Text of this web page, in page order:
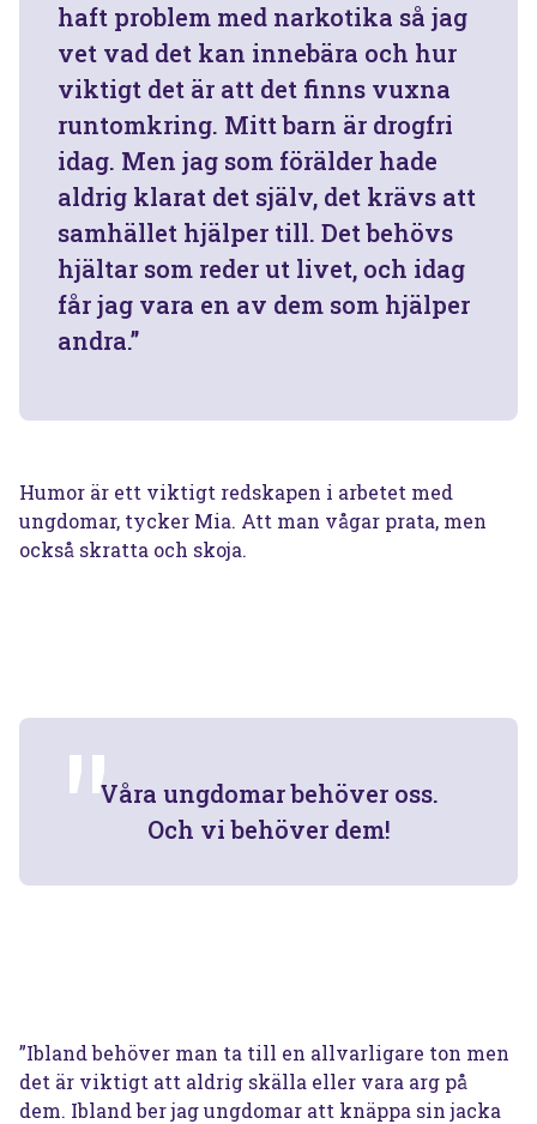
haft problem med narkotika så jag
vet vad det kan innebära och hur
viktigt det är att det finns vuxna
runtomkring. Mitt barn är drogfri
idag. Men jag som förälder hade
aldrig klarat det själv, det krävs att
samhället hjälper till. Det behövs
hjältar som reder ut livet, och idag
får jag vara en av dem som hjälper
andra.”
Humor är ett viktigt redskapen i arbetet med
ungdomar, tycker Mia. Att man vågar prata, men
också skratta och skoja.
Våra ungdomar behöver oss.
Och vi behöver dem!
”Ibland behöver man ta till en allvarligare ton men
det är viktigt att aldrig skälla eller vara arg på
dem. Ibland ber jag ungdomar att knäppa sin jacka